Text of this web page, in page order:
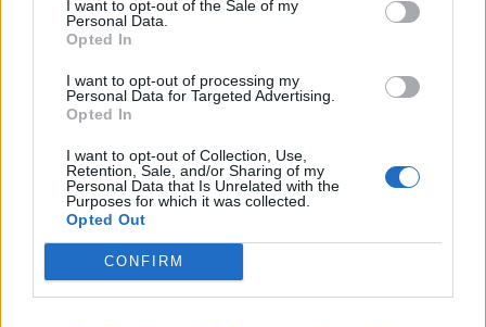
I want to opt-out of the Sale of my
Personal Data.
Opted In
I want to opt-out of processing my
Personal Data for Targeted Advertising.
Opted In
I want to opt-out of Collection, Use,
Retention, Sale, and/or Sharing of my
Personal Data that Is Unrelated with the
Purposes for which it was collected.
Opted Out
CONFIRM
X